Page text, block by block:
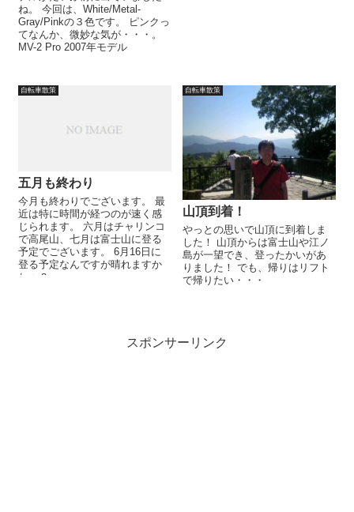
ね。 今回は、White/Metal-
Gray/Pinkの３色です。 ピンクっ
てなんか、微妙な気が・・・。
MV-2 Pro 2007年モデル
自転車散策
五月も終わり
今月も終わりでございます。 最
近は特に時間が経つのが速く感
じられます。 六月はチャリンコ
で高尾山、七月は富士山に登る
予定でございます。 6月16日に
登る予定なんですが晴れますか
ねぇ？
自転車散策
山頂到着！
やっとの思いで山頂に到着しま
した！ 山頂からは富士山や江ノ
島が一望でき、登ったかいがあ
りました！ でも、帰りはリフト
で帰りたい・・・
スポンサーリンク